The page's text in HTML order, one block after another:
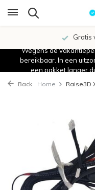
Gratis
Wegens de
bereikbaar. In een
een pakket langer
Back Home Raise3D